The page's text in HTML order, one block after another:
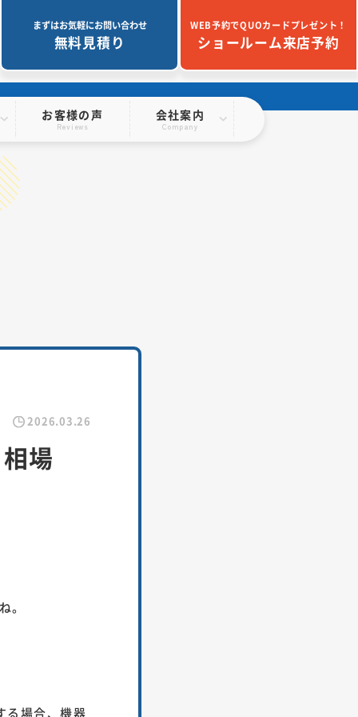
お客様の声
Reviews
会社案内
Company
WEB予約でQUOカードプレゼント！
ショールーム来店予約
まずはお気軽にお問い合わせ
無料見積り
2026.03.26
場
。
る場合、機器